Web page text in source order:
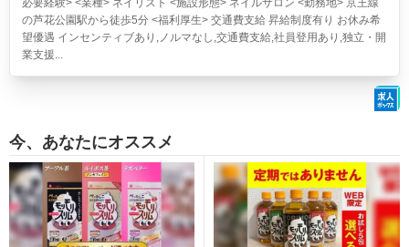
必要経験> <業種> ネイリスト <施設形態> ネイルサロン <勤務地> 京王線
の芦花公園駅から徒歩5分 <福利厚生> 交通費支給 昇給制度有り お休み希
望優遇 インセンティブあり,ノルマなし,交通費支給,社員登用あり,独立・開
業支援...
今、あなたにオススメ